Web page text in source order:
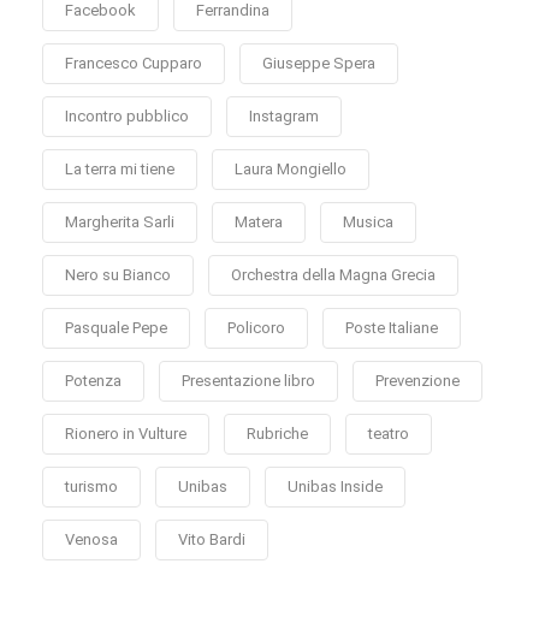
Facebook Ferrandina
Francesco Cupparo Giuseppe Spera
Incontro pubblico Instagram
La terra mi tiene Laura Mongiello
Margherita Sarli Matera Musica
Nero su Bianco Orchestra della Magna Grecia
Pasquale Pepe Policoro Poste Italiane
Potenza Presentazione libro Prevenzione
Rionero in Vulture Rubriche teatro
turismo Unibas Unibas Inside
Venosa Vito Bardi